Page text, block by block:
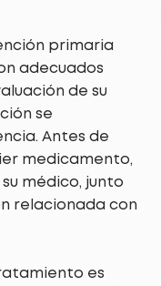
primaria
adecuados
de su
se
Antes de
medicamento,
médico, junto
relacionada con
es